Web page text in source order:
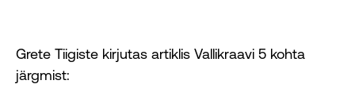
Grete Tiigiste kirjutas artiklis Vallikraavi 5 kohta
järgmist: